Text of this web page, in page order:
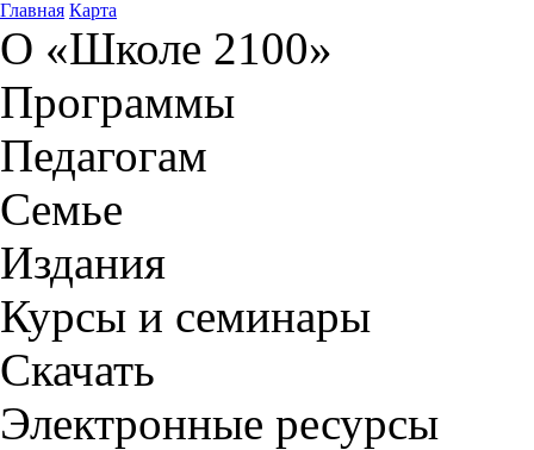
Главная Карта
О «Школе 2100»
Программы
Педагогам
Семье
Издания
Курсы и семинары
Скачать
Электронные ресурсы